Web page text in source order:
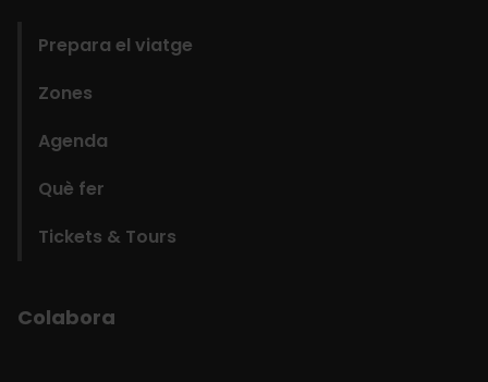
Prepara el viatge
Zones
Agenda
Què fer
Tickets & Tours
Colabora